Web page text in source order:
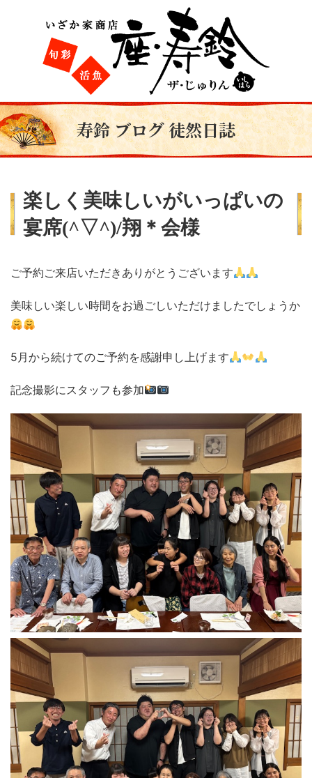
寿鈴 ブログ 徒然日誌
楽しく美味しいがいっぱいの
宴席(^▽^)/翔＊会様
ご予約ご来店いただきありがとうございます
美味しい楽しい時間をお過ごしいただけましたでしょうか
5月から続けてのご予約を感謝申し上げます
記念撮影にスタッフも参加